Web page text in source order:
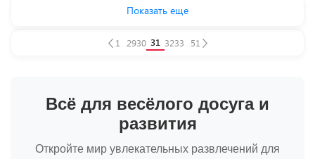
Показать еще
1... 2930 31 3233 51
Всё для весёлого досуга и
развития
Откройте мир увлекательных развлечений для